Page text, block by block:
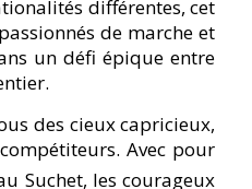
différentes, cet
de marche et
un défi épique entre
des cieux capricieux,
Avec pour
Suchet, les courageux